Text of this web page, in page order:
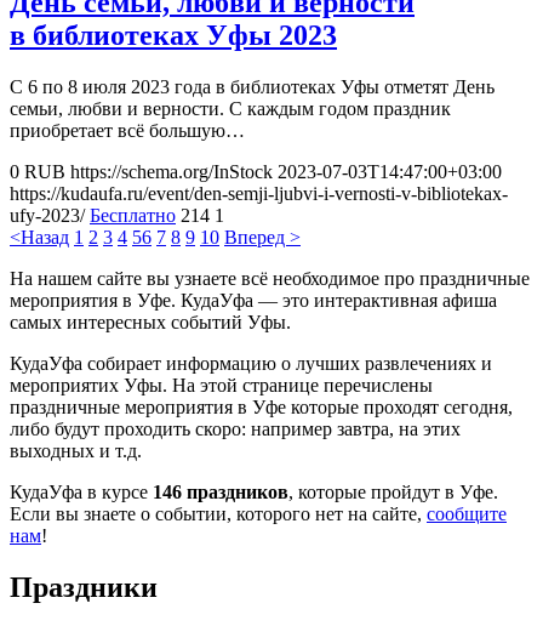
в библиотеках Уфы 2023
С 6 по 8 июля 2023 года в библиотеках Уфы отметят День
семьи, любви и верности. С каждым годом праздник
приобретает всё большую…
0 RUB https://schema.org/InStock 2023-07-03T14:47:00+03:00
https://kudaufa.ru/event/den-semji-ljubvi-i-vernosti-v-bibliotekax-
ufy-2023/ Бесплатно 214 1
<Назад 1 2 3 4 56 7 8 9 10 Вперед >
На нашем сайте вы узнаете всё необходимое про праздничные
мероприятия в Уфе. КудаУфа — это интерактивная афиша
самых интересных событий Уфы.
КудаУфа собирает информацию о лучших развлечениях и
мероприятих Уфы. На этой странице перечислены
праздничные мероприятия в Уфе которые проходят сегодня,
либо будут проходить скоро: например завтра, на этих
выходных и т.д.
КудаУфа в курсе 146 праздников, которые пройдут в Уфе.
Если вы знаете о событии, которого нет на сайте, сообщите
нам!
Праздники